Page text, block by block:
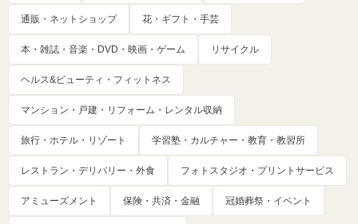
通販・ネットショップ 花・ギフト・手芸
本・雑誌・音楽・DVD・映画・ゲーム リサイクル
ヘルス&ビューティ・フィットネス
マンション・戸建・リフォーム・レンタル収納
旅行・ホテル・リゾート 学習塾・カルチャー・教育・教習所
レストラン・デリバリー・外食 フォトスタジオ・プリントサービス
アミューズメント 保険・共済・金融 冠婚葬祭・イベント